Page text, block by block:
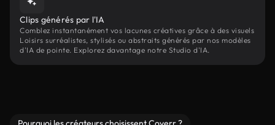
Clips générés par l'IA
Comblez instantanément vos lacunes créatives grâce à des visuels
Loisirs surréalistes, stylisés ou abstraits générés par nos modèles
d'IA de pointe. Explorez davantage notre Studio d'IA.